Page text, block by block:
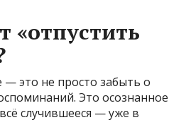
«отпустить
это не просто забыть о
Это осознанное
случившееся — уже в